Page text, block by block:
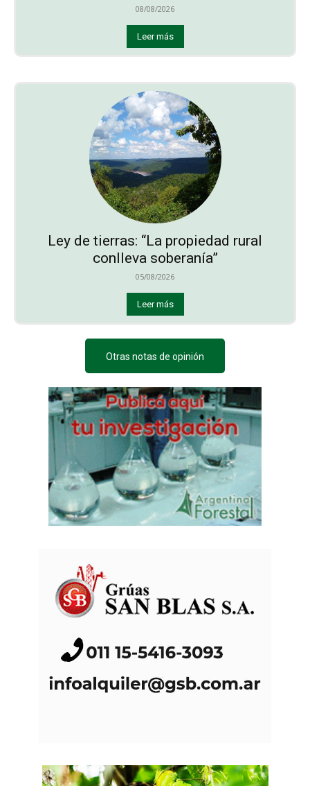
08/08/2026
Leer más
Ley de tierras: “La propiedad rural
conlleva soberanía”
05/08/2026
Leer más
Otras notas de opinión